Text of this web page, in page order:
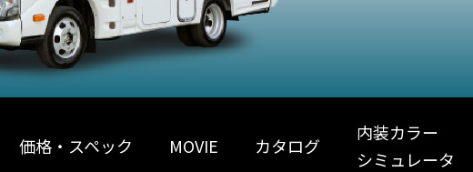
価格・スペック MOVIE カタログ
内装カラー
シミュレータ